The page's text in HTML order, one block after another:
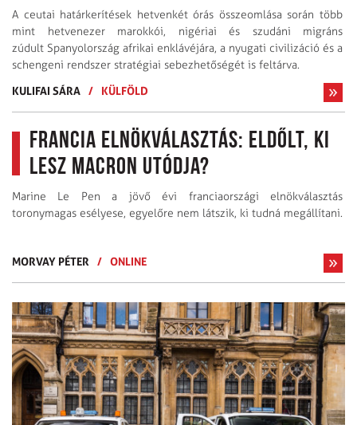
A ceutai határkerítések hetvenkét órás összeomlása során több
mint hetvenezer marokkói, nigériai és szudáni migráns
zúdult Spanyolország afrikai enklávéjára, a nyugati civilizáció és a
schengeni rendszer stratégiai sebezhetőségét is feltárva.
KULIFAI SÁRA / KÜLFÖLD
Francia elnökválasztás: Eldőlt, ki
lesz Macron utódja?
Marine Le Pen a jövő évi franciaországi elnökválasztás
toronymagas esélyese, egyelőre nem látszik, ki tudná megállítani.
MORVAY PÉTER / ONLINE